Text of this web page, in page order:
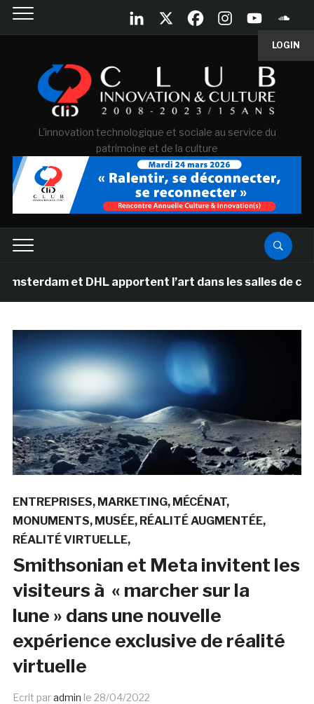
LOGIN
L'innovation technologique et sociale au service du
patrimoine et de la culture
et DHL apportent l’art dans les salles de classe des
ENTREPRISES MARKETING MÉCÉNAT
MONUMENTS MUSÉE RÉALITÉ AUGMENTÉE
RÉALITÉ VIRTUELLE
Smithsonian et Meta invitent les
visiteurs à « marcher sur la
lune » dans une nouvelle
expérience exclusive de réalité
virtuelle
Ecrit paradmin le 28/04/2022